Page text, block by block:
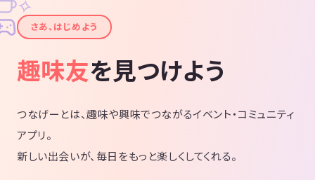
✦さあ、はじめよう
趣味友を見つけよう
つなげーとは、趣味や興味でつながるイベント・コミュニティ
アプリ。
新しい出会いが、毎日をもっと楽しくしてくれる。